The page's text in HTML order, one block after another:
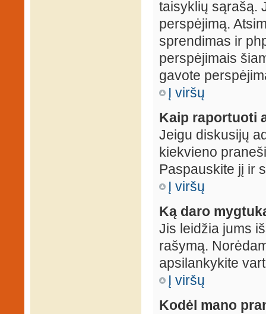
taisyklių sąrašą.
perspėjimą.
sprendimas ir
perspėjimais
gavote
Į viršų
Kaip raportuoti
Jeigu diskusijų
kiekvieno
Paspauskite jį ir
Į viršų
Ką daro
Jis leidžia jums
rašymą.
apsilankykite
Į viršų
Kodėl mano